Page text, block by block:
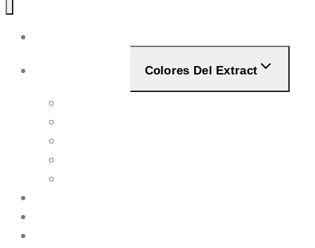
Colores Del Extract